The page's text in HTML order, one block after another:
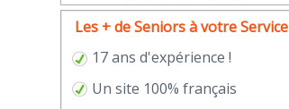
Les + de Seniors à votre Service
17 ans d'expérience !
Un site 100% français